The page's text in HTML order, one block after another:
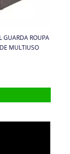
GUARDA ROUPA
MULTIUSO